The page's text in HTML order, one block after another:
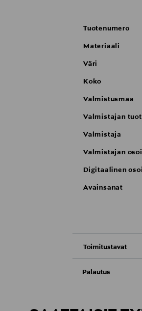
Tuotenumero
Materiaali
Väri
Koko
Valmistusmaa
Valmistajan
Valmistaja
Valmistajan
Digitaalinen
Avainsanat
Toimitustavat
Palautus